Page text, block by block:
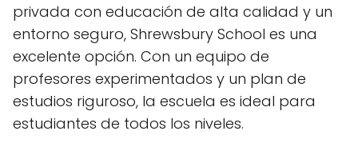
privada con educación de alta calidad y un
entorno seguro, Shrewsbury School es una
excelente opción. Con un equipo de
profesores experimentados y un plan de
estudios riguroso, la escuela es ideal para
estudiantes de todos los niveles.